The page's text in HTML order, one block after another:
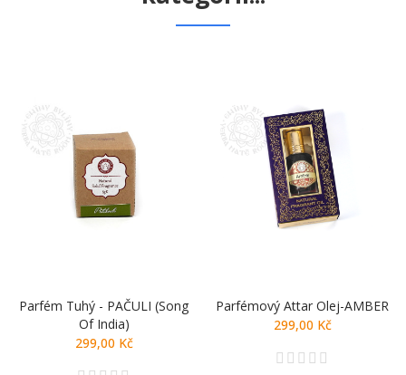
Parfém Tuhý - PAČULI (Song
Of India)
299,00 Kč
Parfémový Attar Olej-AMBER
299,00 Kč